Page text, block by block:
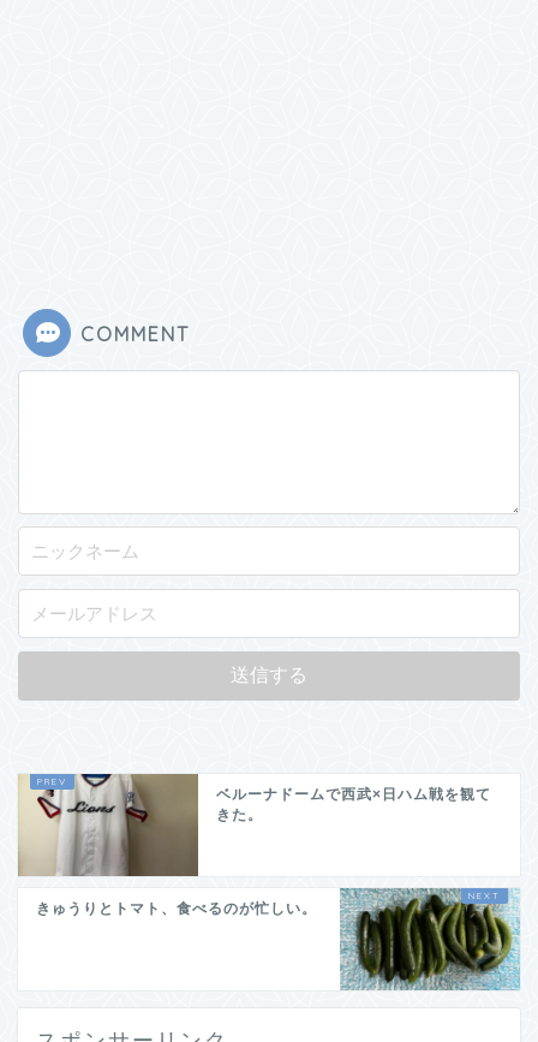
COMMENT
ベルーナドームで西武×日ハム戦を観て
きた。
きゅうりとトマト、食べるのが忙しい。